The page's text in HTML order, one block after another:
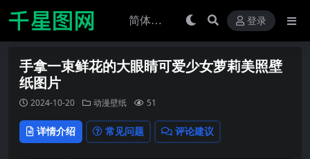
登录
手拿一束鲜花的大眼睛可爱少女萝莉美照壁
纸图片
2024-10-20 动漫壁纸 51
详情介绍 常见问题 评论建议